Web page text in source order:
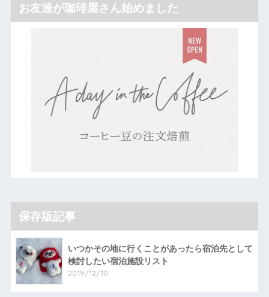
お友達が珈琲屋さん始めました
保存版記事
いつかその地に行くことがあったら宿泊先として
検討したい宿泊施設リスト
2019/12/10